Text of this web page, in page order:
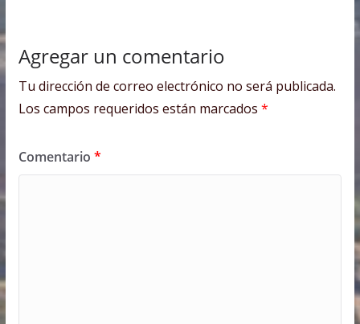
Agregar un comentario
Tu dirección de correo electrónico no será publicada.
Los campos requeridos están marcados *
Comentario *